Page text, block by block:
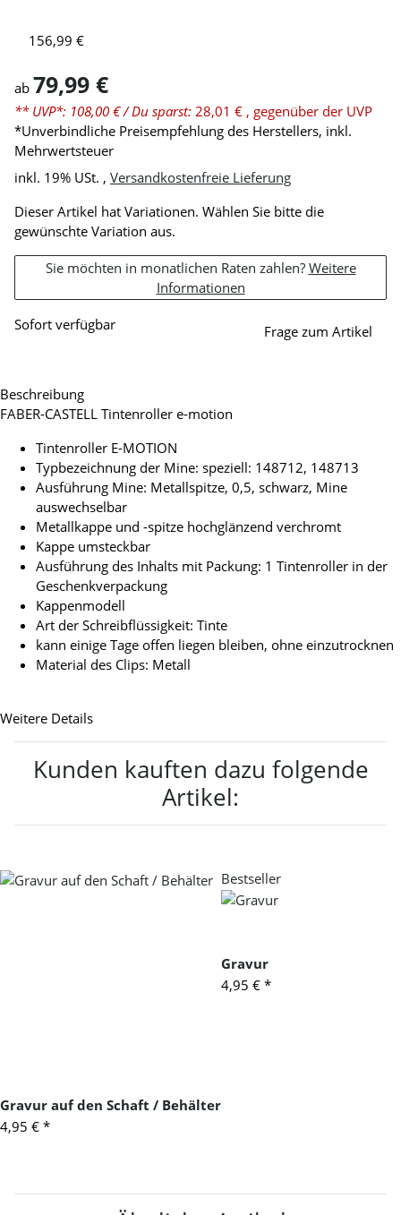
silber (farbend)
156,99 €
ab 79,99 €
** UVP*: 108,00 € / Du sparst: 28,01 € , gegenüber der UVP
*Unverbindliche Preisempfehlung des Herstellers, inkl.
Mehrwertsteuer
inkl. 19% USt. , Versandkostenfreie Lieferung
x
Dieser Artikel hat Variationen. Wählen Sie bitte die
gewünschte Variation aus.
Sie möchten in monatlichen Raten zahlen? Weitere
Informationen
Sofort verfügbar Frage zum Artikel
Beschreibung
FABER-CASTELL Tintenroller e-motion
Tintenroller E-MOTION
Typbezeichnung der Mine: speziell: 148712, 148713
Ausführung Mine: Metallspitze, 0,5, schwarz, Mine
auswechselbar
Metallkappe und -spitze hochglänzend verchromt
Kappe umsteckbar
Ausführung des Inhalts mit Packung: 1 Tintenroller in der
Geschenkverpackung
Kappenmodell
Art der Schreibflüssigkeit: Tinte
kann einige Tage offen liegen bleiben, ohne einzutrocknen
Material des Clips: Metall
Weitere Details
Kunden kauften dazu folgende
Artikel:
Gravur auf den Schaft / Behälter
4,95 € *
Bestseller
Gravur
4,95 € *